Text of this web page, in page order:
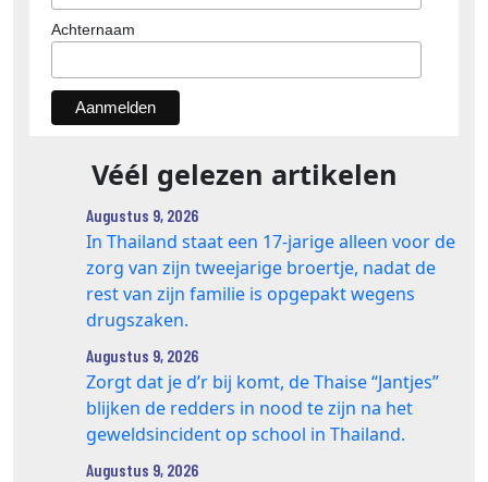
Achternaam
Véél gelezen artikelen
Augustus 9, 2026
In Thailand staat een 17‑jarige alleen voor de
zorg van zijn tweejarige broertje, nadat de
rest van zijn familie is opgepakt wegens
drugszaken.
Augustus 9, 2026
Zorgt dat je d’r bij komt, de Thaise “Jantjes”
blijken de redders in nood te zijn na het
geweldsincident op school in Thailand.
Augustus 9, 2026